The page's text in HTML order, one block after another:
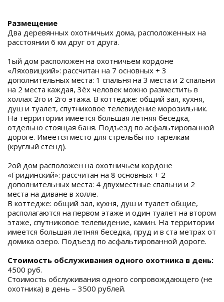
Размещение
Два деревянных охотничьих дома, расположенных на
расстоянии 6 км друг от друга.
1ый дом расположен на охотничьем кордоне
«Ляховицкий»: рассчитан на 7 основных + 3
дополнительных места: 1 спальня на 3 места и 2 спальни
на 2 места каждая, 3ёх человек можно разместить в
холлах 2го и 2го этажа. В коттедже: общий зал, кухня,
душ и туалет, спутниковое телевидение морозильник.
На территории имеется большая летняя беседка,
отдельно стоящая баня. Подъезд по асфальтированной
дороге. Имеется место для стрельбы по тарелкам
(круглый стенд).
2ой дом расположен на охотничьем кордоне
«Гридинский»: рассчитан на 8 основных + 2
дополнительных места: 4 двухместные спальни и 2
места на диване в холле.
В коттедже: общий зал, кухня, душ и туалет общие,
располагаются на первом этаже и один туалет на втором
этаже, спутниковое телевидение, камин. На территории
имеется большая летняя беседка, пруд и в ста метрах от
домика озеро. Подъезд по асфальтированной дороге.
Стоимость обслуживания одного охотника в день:
4500 руб.
Стоимость обслуживания одного сопровождающего (не
охотника) в день – 3500 рублей.